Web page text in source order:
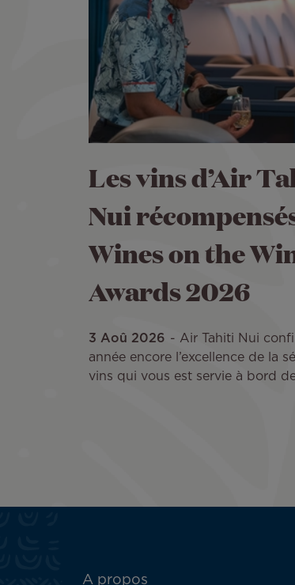
Les vins d’Air
Nui
Wines on the
Awards 2026
3 Aoû 2026
Air Tahiti Nui
année encore l’excellence de la
vins qui vous est servie à bord
ATN:
A propos